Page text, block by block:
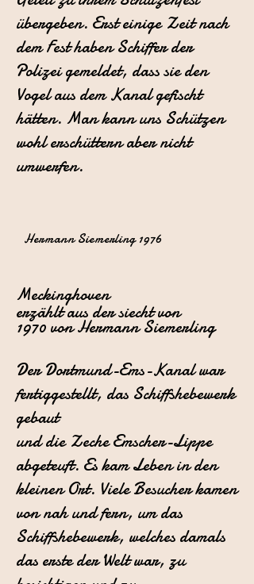
übergeben. Erst einige Zeit nach
dem Fest haben Schiffer der
Polizei gemeldet, dass sie den
Vogel aus dem Kanal gefischt
hätten. Man kann uns Schützen
wohl erschüttern aber nicht
umwerfen.
Hermann Siemerling 1976
Meckinghoven
erzählt aus der siecht von
1970 von Hermann Siemerling
Der Dortmund-Ems-Kanal war
fertiggestellt, das Schiffshebewerk
gebaut
und die Zeche Emscher-Lippe
abgeteuft. Es kam Leben in den
kleinen Ort. Viele Besucher kamen
von nah undfern, um das
Schiffshebewerk, welches damals
das erste der Welt war, zu